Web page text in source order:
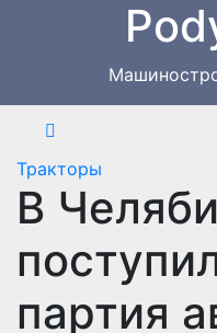
содержимому
Тракторы
В
партия